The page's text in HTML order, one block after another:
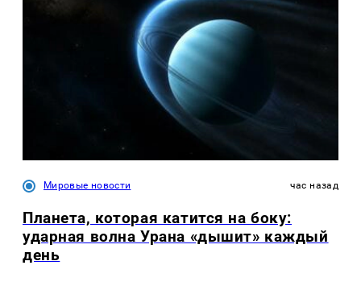
Мировые новости час назад
Планета, которая катится на боку:
ударная волна Урана «дышит» каждый
день